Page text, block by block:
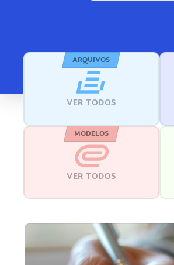
ARQUIVOS
VER TODOS
MODELOS
VER TODOS